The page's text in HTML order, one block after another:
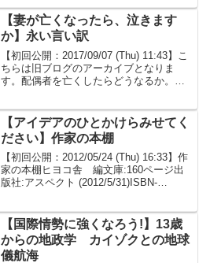
は何を求めて著者に悩みを打ち明けるの
か...
【妻が亡くなったら、泣きます
か】永い言い訳
【初回公開：2017/09/07 (Thu) 11:43】こ
ちらは旧ブログのアーカイブとなりま
す。配偶者を亡くしたらどうなるか。家
なことのあとに残るのはただひたすらに
虚...
【アイデアのひとかけらみせてく
ださい】作家の本棚
【初回公開：2012/05/24 (Thu) 16:33】作
家の本棚ヒヨコ舎 編文庫:160ページ出
版社:アスペクト (2012/5/31)ISBN-
【国際情勢に強くなろう!】13歳
からの地政学 カイゾクとの地球
儀航海